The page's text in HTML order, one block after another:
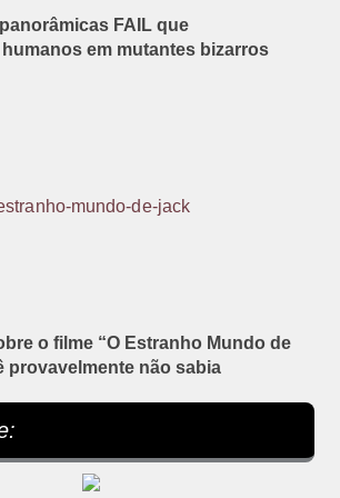
FAIL que
em mutantes bizarros
o filme “O Estranho Mundo de
provavelmente não sabia